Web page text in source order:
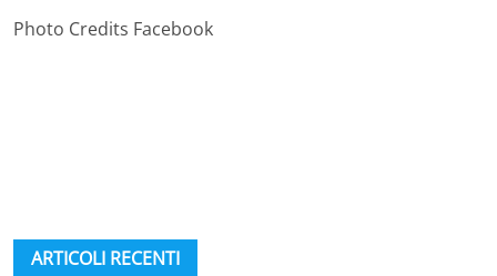
Photo Credits Facebook
ARTICOLI RECENTI